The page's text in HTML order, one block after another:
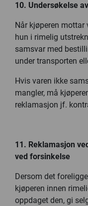
10. Undersøkelse
Når kjøperen
hun i rimelig
samsvar med
under transporten
Hvis varen ikke
mangler, må
reklamasjon jf.
11. Reklamasjon
ved forsinkelse
Dersom det
kjøperen innen
oppdaget den, gi